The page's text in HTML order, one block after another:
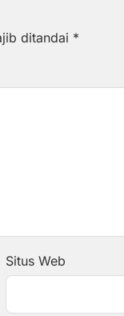
ditandai *
Situs Web